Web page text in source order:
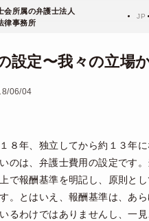
会所属の弁護士法人
律事務所
JP
士業務
設定〜我々の立場
06/04
８年、独立してから約１３年に
のは、弁護士費用の設定です
で報酬基準を明記し、原則と
。とはいえ、報酬基準は、あ
るわけではありませんし、一